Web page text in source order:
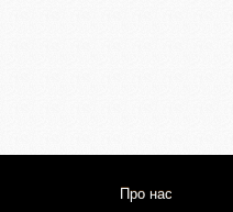
Про нас